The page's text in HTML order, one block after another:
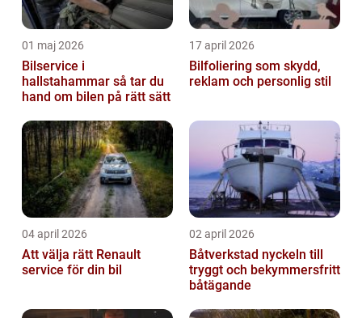
01 maj 2026
Bilservice i
hallstahammar så tar du
hand om bilen på rätt sätt
17 april 2026
Bilfoliering som skydd,
reklam och personlig stil
04 april 2026
Att välja rätt Renault
service för din bil
02 april 2026
Båtverkstad nyckeln till
tryggt och bekymmersfritt
båtägande